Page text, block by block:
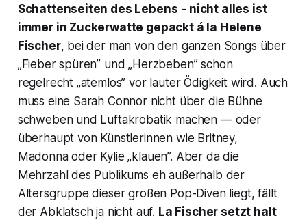
Schattenseiten des Lebens - nicht alles ist
immer in Zuckerwatte gepackt á la Helene
Fischer, bei der man von den ganzen Songs über
„Fieber spüren” und „Herzbeben” schon
regelrecht „atemlos” vor lauter Ödigkeit wird. Auch
muss eine Sarah Connor nicht über die Bühne
schweben und Luftakrobatik machen — oder
überhaupt von Künstlerinnen wie Britney,
Madonna oder Kylie „klauen”. Aber da die
Mehrzahl des Publikums eh außerhalb der
Altersgruppe dieser großen Pop-Diven liegt, fällt
der Abklatsch ja nicht auf. La Fischer setzt halt